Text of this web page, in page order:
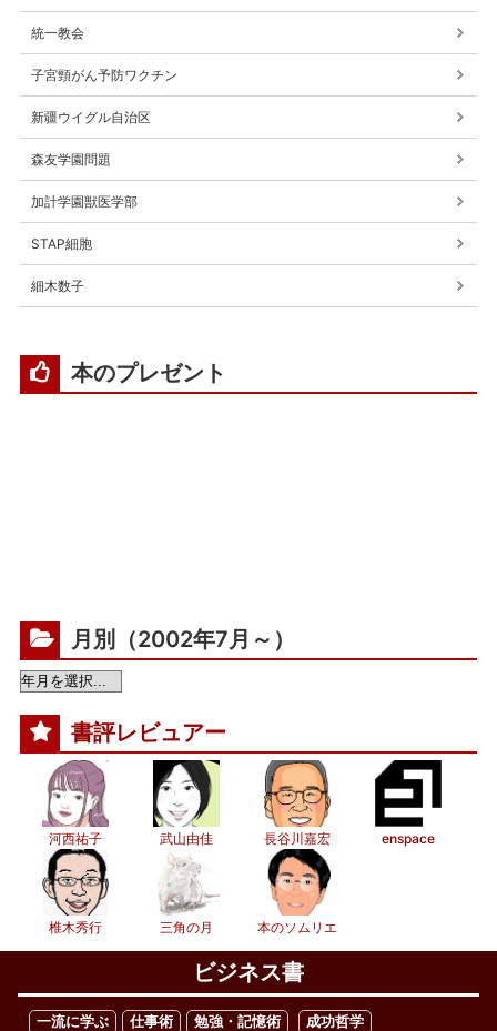
統一教会
子宮頸がん予防ワクチン
新疆ウイグル自治区
森友学園問題
加計学園獣医学部
STAP細胞
細木数子
本のプレゼント
月別（2002年7月～）
書評レビュアー
河西祐子 武山由佳 長谷川嘉宏 enspace
椎木秀行 三角の月 本のソムリエ
ビジネス書
一流に学ぶ 仕事術 勉強・記憶術
成功哲学